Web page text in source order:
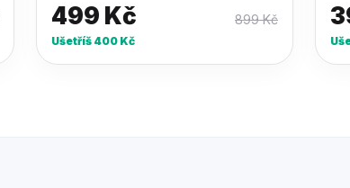
499 Kč 899Kč
Ušetříš 400 Kč